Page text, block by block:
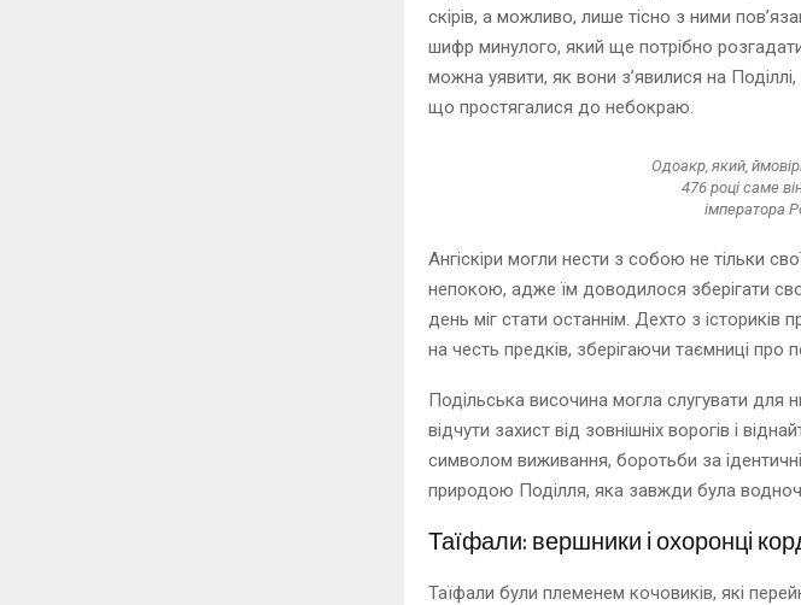
скірів, а можливо, лише тісно з ними
шифр минулого, який ще потрібно
можна уявити, як вони з’явилися на
що простягалися до небокраю.
Одоакр, який,
476 році саме
імператора
Ангіскіри могли нести з собою не тільки
непокою, адже їм доводилося зберігати
день міг стати останнім. Дехто з
на честь предків, зберігаючи таємниці про
Подільська височина могла слугувати
відчути захист від зовнішніх ворогів і
символом виживання, боротьби за
природою Поділля, яка завжди була
Таїфали: вершники і охоронці
Таїфали були племенем кочовиків, які